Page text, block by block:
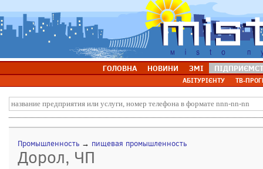
ГОЛОВНА НОВИНИ ЗМІ
АБІТУРІЄНТУ ТВ-
Промышленность → пищевая промышленность
Дорол, ЧП